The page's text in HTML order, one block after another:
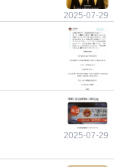
2025-07-29
2025-07-29
2025-07-29